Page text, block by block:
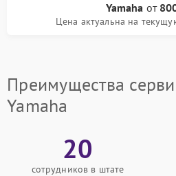
Yamaha от
Цена актуальна на
Преимущества
Yamaha
20
сотрудников в штате